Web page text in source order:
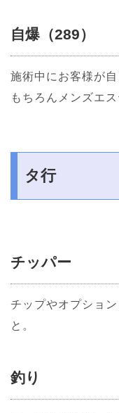
自爆（289）
施術中にお客様が
もちろんメンズエ
タ行
チッパー
チップやオプショ
と。
釣り